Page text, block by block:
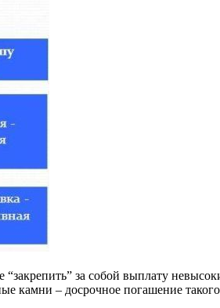
за собой выплату
камни – досрочное погашение